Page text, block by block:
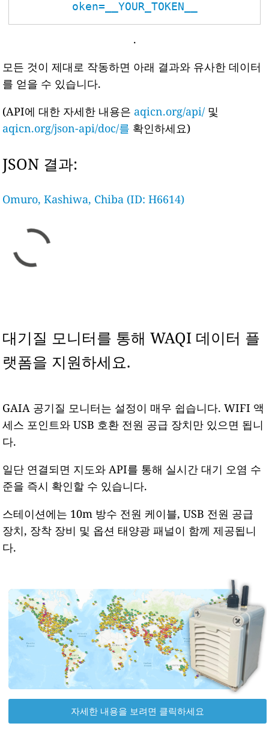
oken=__YOUR_TOKEN__
.
모든 것이 제대로 작동하면 아래 결과와 유사한 데이터
를 얻을 수 있습니다.
(API에 대한 자세한 내용은 aqicn.org/api/ 및
aqicn.org/json-api/doc/를 확인하세요)
JSON 결과:
Omuro, Kashiwa, Chiba (ID: H6614)
대기질 모니터를 통해 WAQI 데이터 플
랫폼을 지원하세요.
GAIA 공기질 모니터는 설정이 매우 쉽습니다. WIFI 액
세스 포인트와 USB 호환 전원 공급 장치만 있으면 됩니
다.
일단 연결되면 지도와 API를 통해 실시간 대기 오염 수
준을 즉시 확인할 수 있습니다.
스테이션에는 10m 방수 전원 케이블, USB 전원 공급
장치, 장착 장비 및 옵션 태양광 패널이 함께 제공됩니
다.
자세한 내용을 보려면 클릭하세요